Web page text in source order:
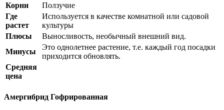
Корни
Ползучие
Где
растет
Используется в качестве комнатной или садовой
культуры
Плюсы
Выносливость, необычный внешний вид.
Минусы
Это однолетнее растение, т.е. каждый год посадки
приходится обновлять.
Средняя
цена
Амергибрид Гофрированная